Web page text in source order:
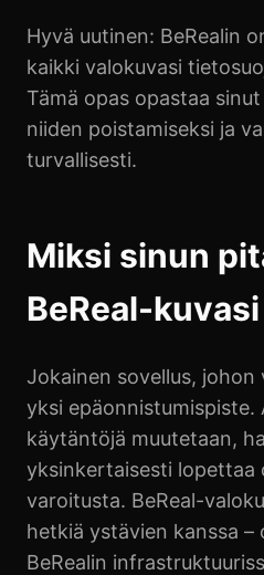
Hyvä uutinen: BeRealin
kaikki valokuvasi
Tämä opas opastaa
niiden poistamiseksi ja
turvallisesti.
Miksi sinun
BeReal-
Jokainen sovellus, johon
yksi epäonnistumispiste.
käytäntöjä muutetaan,
yksinkertaisesti lopettaa
varoitusta. BeReal-
hetkiä ystävien kanssa –
BeRealin